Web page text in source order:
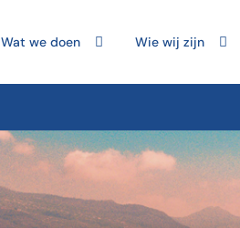
Wat we doen Wie wij zijn